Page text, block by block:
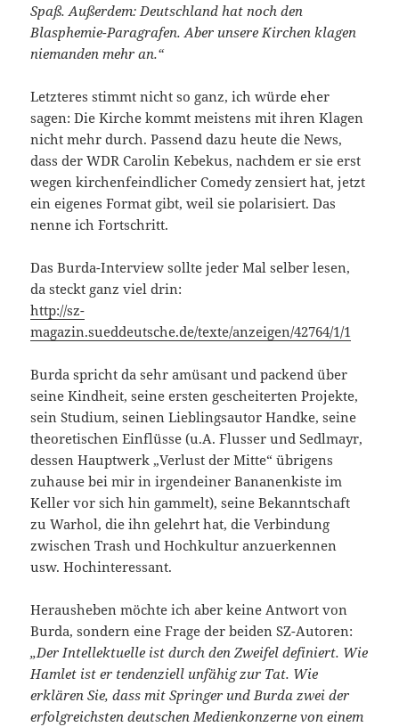
Spaß. Außerdem: Deutschland hat noch den
Blasphemie-Paragrafen. Aber unsere Kirchen klagen
niemanden mehr an.“
Letzteres stimmt nicht so ganz, ich würde eher
sagen: Die Kirche kommt meistens mit ihren Klagen
nicht mehr durch. Passend dazu heute die News,
dass der WDR Carolin Kebekus, nachdem er sie erst
wegen kirchenfeindlicher Comedy zensiert hat, jetzt
ein eigenes Format gibt, weil sie polarisiert. Das
nenne ich Fortschritt.
Das Burda-Interview sollte jeder Mal selber lesen,
da steckt ganz viel drin:
http://sz-
magazin.sueddeutsche.de/texte/anzeigen/42764/1/1
Burda spricht da sehr amüsant und packend über
seine Kindheit, seine ersten gescheiterten Projekte,
sein Studium, seinen Lieblingsautor Handke, seine
theoretischen Einflüsse (u.A. Flusser und Sedlmayr,
dessen Hauptwerk „Verlust der Mitte“ übrigens
zuhause bei mir in irgendeiner Bananenkiste im
Keller vor sich hin gammelt), seine Bekanntschaft
zu Warhol, die ihn gelehrt hat, die Verbindung
zwischen Trash und Hochkultur anzuerkennen
usw. Hochinteressant.
Herausheben möchte ich aber keine Antwort von
Burda, sondern eine Frage der beiden SZ-Autoren:
„Der Intellektuelle ist durch den Zweifel definiert. Wie
Hamlet ist er tendenziell unfähig zur Tat. Wie
erklären Sie, dass mit Springer und Burda zwei der
erfolgreichsten deutschen Medienkonzerne von einem